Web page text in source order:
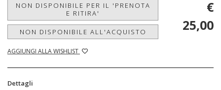
NON DISPONIBILE PER IL 'PRENOTA
E RITIRA'
NON DISPONIBILE ALL'ACQUISTO
AGGIUNGI ALLA WISHLIST
€
25,00
Dettagli